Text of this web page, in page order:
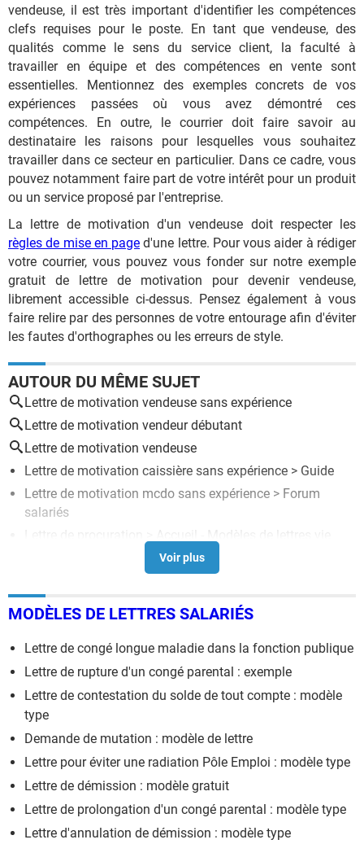
vendeuse, il est très important d'identifier les compétences
clefs requises pour le poste. En tant que vendeuse, des
qualités comme le sens du service client, la faculté à
travailler en équipe et des compétences en vente sont
essentielles. Mentionnez des exemples concrets de vos
expériences passées où vous avez démontré ces
compétences. En outre, le courrier doit faire savoir au
destinataire les raisons pour lesquelles vous souhaitez
travailler dans ce secteur en particulier. Dans ce cadre, vous
pouvez notamment faire part de votre intérêt pour un produit
ou un service proposé par l'entreprise.
La lettre de motivation d'un vendeuse doit respecter les
règles de mise en page d'une lettre. Pour vous aider à rédiger
votre courrier, vous pouvez vous fonder sur notre exemple
gratuit de lettre de motivation pour devenir vendeuse,
librement accessible ci-dessus. Pensez également à vous
faire relire par des personnes de votre entourage afin d'éviter
les fautes d'orthographes ou les erreurs de style.
AUTOUR DU MÊME SUJET
Lettre de motivation vendeuse sans expérience
Lettre de motivation vendeur débutant
Lettre de motivation vendeuse
Lettre de motivation caissière sans expérience > Guide
Lettre de motivation mcdo sans expérience > Forum
salariés
> Accueil - Modèles de lettres vie
Lettre de motivation comptable> Guide
Stress lettre recommandée
Consommation
MODÈLES DE LETTRES SALARIÉS
Lettre de congé longue maladie dans la fonction publique
Lettre de rupture d'un congé parental : exemple
Lettre de contestation du solde de tout compte : modèle
type
Demande de mutation : modèle de lettre
Lettre pour éviter une radiation Pôle Emploi : modèle type
Lettre de démission : modèle gratuit
Lettre de prolongation d'un congé parental : modèle type
Lettre d'annulation de démission : modèle type